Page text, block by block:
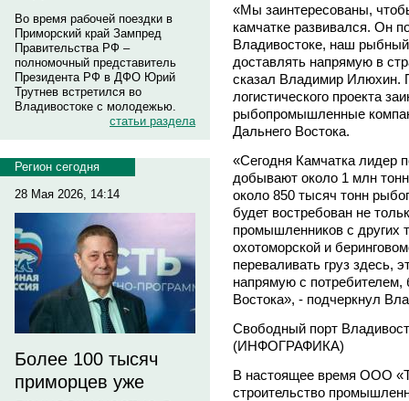
Во время рабочей поездки в
Приморский край Зампред
Правительства РФ –
полномочный представитель
Президента РФ в ДФО Юрий
Трутнев встретился во
Владивостоке с молодежью.
статьи раздела
Регион сегодня
28 Мая 2026, 14:14
Более 100 тысяч
приморцев уже
«Мы заинтересованы,
камчатке развивался. Он
Владивостоке, наш
доставлять напрямую в
сказал Владимир Илюхин.
логистического проекта
рыбопромышленные
Дальнего Востока.
«Сегодня Камчатка лидер
добывают около 1 млн
около 850 тысяч тонн
будет востребован не
промышленников с других
охотоморской и
переваливать груз здесь,
напрямую с потребителем,
Востока», - подчеркнул
Свободный порт
(ИНФОГРАФИКА)
В настоящее время ООО
строительство